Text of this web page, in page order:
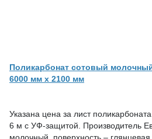
Поликарбонат сотовый
6000 мм x 2100 мм
Указана цена за лист
6 м с УФ-защитой. Производитель